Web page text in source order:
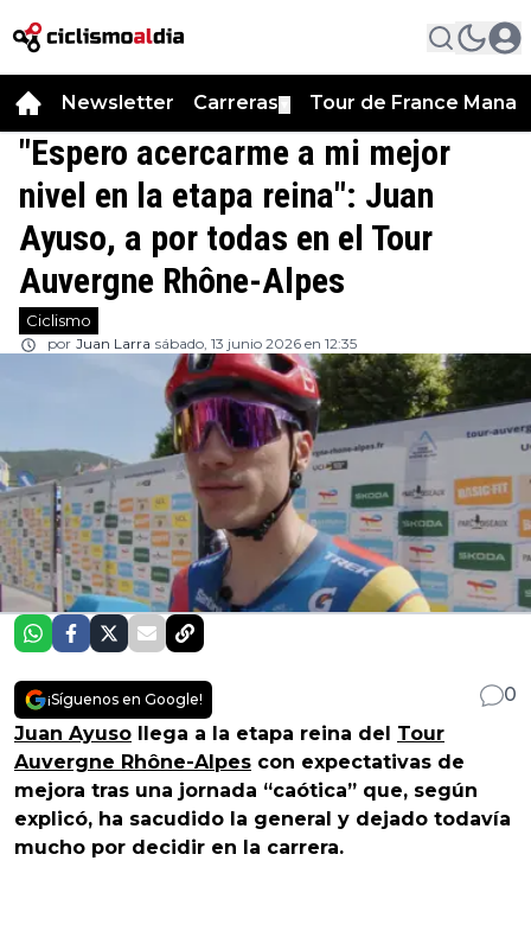
Newsletter Carreras Tour de France
"Espero acercarme a mi mejor
nivel en la etapa reina": Juan
Ayuso, a por todas en el Tour
Auvergne Rhône-Alpes
Ciclismo
por Juan Larra sábado, 13 junio 2026 en 12:35
¡Síguenos en Google!
0
Juan Ayuso llega a la etapa reina del Tour
Auvergne Rhône-Alpes con expectativas de
mejora tras una jornada “caótica” que, según
explicó, ha sacudido la general y dejado todavía
mucho por decidir en la carrera.